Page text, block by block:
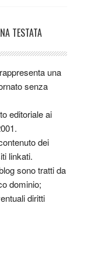
TESTATA
una
senza
editoriale ai
dei
linkati.
sono tratti da
dominio;
diritti